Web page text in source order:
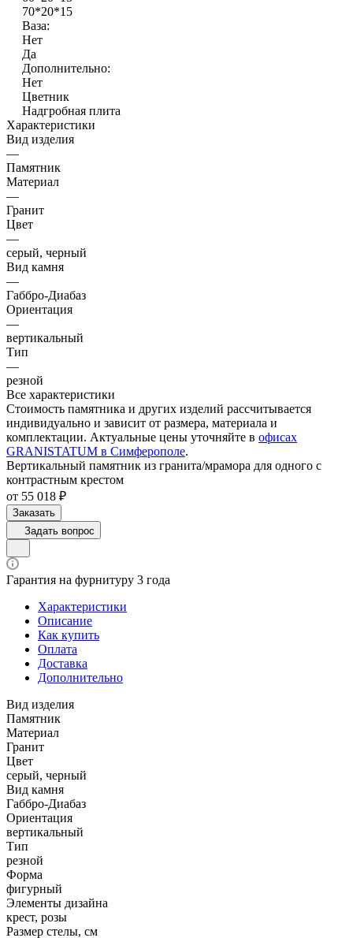
70*20*15
Ваза:
Нет
Да
Дополнительно:
Нет
Цветник
Надгробная плита
Характеристики
Вид изделия
—
Памятник
Материал
—
Гранит
Цвет
—
серый, черный
Вид камня
—
Габбро-Диабаз
Ориентация
—
вертикальный
Тип
—
резной
Все характеристики
Стоимость памятника и других изделий рассчитывается
индивидуально и зависит от размера, материала и
комплектации. Актуальные цены уточняйте в офисах
GRANISTATUM в Симферополе.
Вертикальный памятник из гранита/мрамора для одного с
контрастным крестом
от 55 018 ₽
Заказать
Задать вопрос
Гарантия на фурнитуру 3 года
Характеристики
Описание
Как купить
Оплата
Доставка
Дополнительно
Вид изделия
Памятник
Материал
Гранит
Цвет
серый, черный
Вид камня
Габбро-Диабаз
Ориентация
вертикальный
Тип
резной
Форма
фигурный
Элементы дизайна
крест, розы
Размер стелы, см